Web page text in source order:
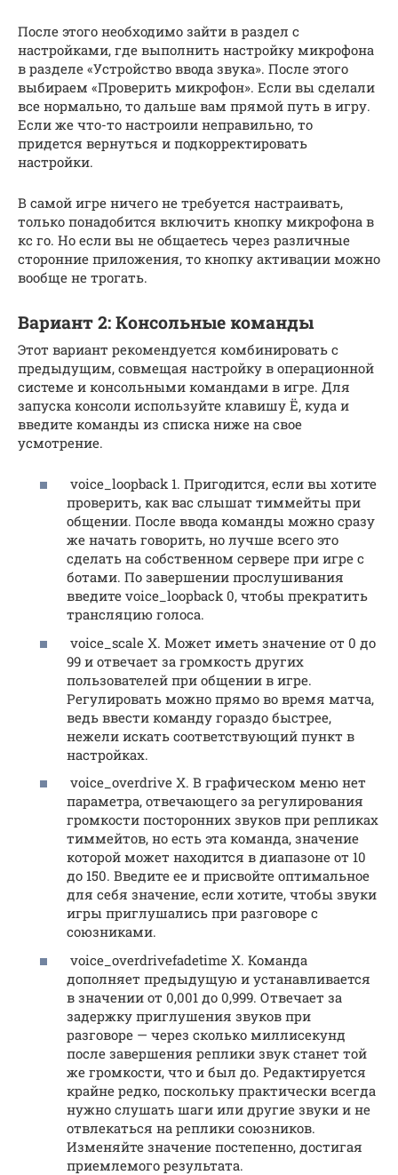
После этого необходимо зайти в раздел с
настройками, где выполнить настройку микрофона
в разделе «Устройство ввода звука». После этого
выбираем «Проверить микрофон». Если вы сделали
все нормально, то дальше вам прямой путь в игру.
Если же что-то настроили неправильно, то
придется вернуться и подкорректировать
настройки.
В самой игре ничего не требуется настраивать,
только понадобится включить кнопку микрофона в
кс го. Но если вы не общаетесь через различные
сторонние приложения, то кнопку активации можно
вообще не трогать.
Вариант 2: Консольные команды
Этот вариант рекомендуется комбинировать с
предыдущим, совмещая настройку в операционной
системе и консольными командами в игре. Для
запуска консоли используйте клавишу Ё, куда и
введите команды из списка ниже на свое
усмотрение.
voice_loopback 1. Пригодится, если вы хотите
проверить, как вас слышат тиммейты при
общении. После ввода команды можно сразу
же начать говорить, но лучше всего это
сделать на собственном сервере при игре с
ботами. По завершении прослушивания
введите voice_loopback 0, чтобы прекратить
трансляцию голоса.
voice_scale X. Может иметь значение от 0 до
99 и отвечает за громкость других
пользователей при общении в игре.
Регулировать можно прямо во время матча,
ведь ввести команду гораздо быстрее,
нежели искать соответствующий пункт в
настройках.
voice_overdrive X. В графическом меню нет
параметра, отвечающего за регулирования
громкости посторонних звуков при репликах
тиммейтов, но есть эта команда, значение
которой может находится в диапазоне от 10
до 150. Введите ее и присвойте оптимальное
для себя значение, если хотите, чтобы звуки
игры приглушались при разговоре с
союзниками.
voice_overdrivefadetime X. Команда
дополняет предыдущую и устанавливается
в значении от 0,001 до 0,999. Отвечает за
задержку приглушения звуков при
разговоре — через сколько миллисекунд
после завершения реплики звук станет той
же громкости, что и был до. Редактируется
крайне редко, поскольку практически всегда
нужно слушать шаги или другие звуки и не
отвлекаться на реплики союзников.
Изменяйте значение постепенно, достигая
приемлемого результата.